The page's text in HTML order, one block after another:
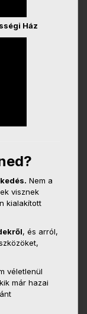
Ház
Nem a
visznek
kialakított
, és arról,
véletlenül
már hazai